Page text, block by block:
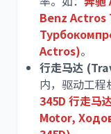
Benz
Actros)。
行走马达
内，驱动工程
345D 行走
Motor,